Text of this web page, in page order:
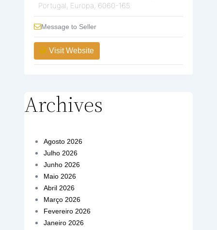
Portugal Europa 6060-165
Message to Seller
Visit Website
Archives
Agosto 2026
Julho 2026
Junho 2026
Maio 2026
Abril 2026
Março 2026
Fevereiro 2026
Janeiro 2026